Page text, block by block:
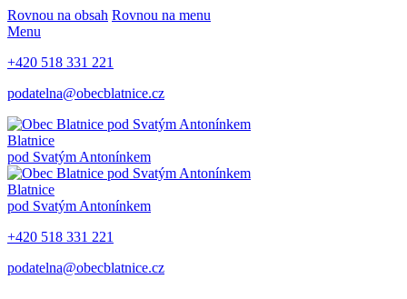
Rovnou na obsah Rovnou na menu
Menu
+420 518 331 221
podatelna@obecblatnice.cz
Blatnice
pod Svatým Antonínkem
Blatnice
pod Svatým Antonínkem
+420 518 331 221
podatelna@obecblatnice.cz